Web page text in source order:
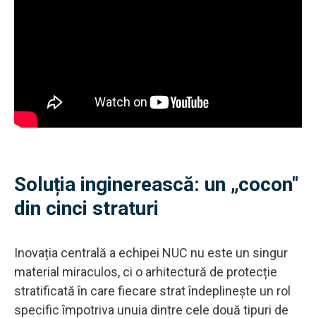
Soluția inginerească: un „cocon"
din cinci straturi
Inovația centrală a echipei NUC nu este un singur
material miraculos, ci o arhitectură de protecție
stratificată în care fiecare strat îndeplinește un rol
specific împotriva unuia dintre cele două tipuri de